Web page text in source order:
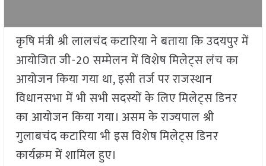
कृषि मंत्री श्री लालचंद कटारिया ने बताया कि उदयपुर में
आयोजित जी-20 सम्मेलन में विशेष मिलेट्स लंच का
आयोजन किया गया था, इसी तर्ज पर राजस्थान
विधानसभा में भी सभी सदस्यों के लिए मिलेट्स डिनर
का आयोजन किया गया। असम के राज्यपाल श्री
गुलाबचंद कटारिया भी इस विशेष मिलेट्स डिनर
कार्यक्रम में शामिल हुए।